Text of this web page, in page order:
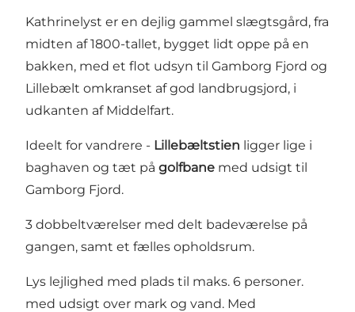
Kathrinelyst er en dejlig gammel slægtsgård, fra
midten af 1800-tallet, bygget lidt oppe på en
bakken, med et flot udsyn til Gamborg Fjord og
Lillebælt omkranset af god landbrugsjord, i
udkanten af Middelfart.
Ideelt for vandrere - Lillebæltstien ligger lige i
baghaven og tæt på golfbane med udsigt til
Gamborg Fjord.
3 dobbeltværelser med delt badeværelse på
gangen, samt et fælles opholdsrum.
Lys lejlighed med plads til maks. 6 personer.
med udsigt over mark og vand. Med